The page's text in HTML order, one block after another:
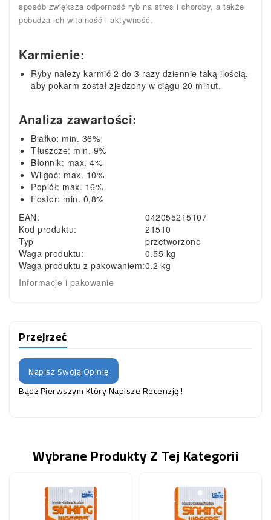
sposób zwiększa odporność ryb na stres i choroby, a także
pobudza ich witalność i aktywność.
Karmienie:
Ryby należy karmić 2 do 3 razy dziennie taką ilością,
aby pokarm został zjedzony w ciągu 20 minut.
Analiza zawartości:
Białko: min. 36%
Tłuszcze: min. 9%
Błonnik: max. 4%
Wilgoć: max. 10%
Popiół: max. 16%
Fosfor: min. 0,8%
Informacje i pakowanie
EAN:
042055215107
Kod produktu:
21510
Typ
przetworzone
Waga produktu:
0.55 kg
Waga produktu z pakowaniem:0.2 kg
Przejrzeć
Napisz Swoją Opinię
Bądź Pierwszym Który Napisze Recenzję !
Wybrane Produkty Z Tej Kategorii